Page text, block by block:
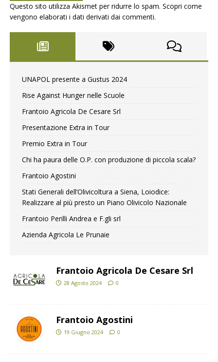
Questo sito utilizza Akismet per ridurre lo spam. Scopri come
vengono elaborati i dati derivati dai commenti.
UNAPOL presente a Gustus 2024
Rise Against Hunger nelle Scuole
Frantoio Agricola De Cesare Srl
Presentazione Extra in Tour
Premio Extra in Tour
Chi ha paura delle O.P. con produzione di piccola scala?
Frantoio Agostini
Stati Generali dell’Olivicoltura a Siena, Loiodice:
Realizzare al più presto un Piano Olivicolo Nazionale
Frantoio Perilli Andrea e F.gli srl
Azienda Agricola Le Prunaie
Frantoio Agricola De Cesare Srl
28 Agosto 2024 0
Frantoio Agostini
19 Giugno 2024 0